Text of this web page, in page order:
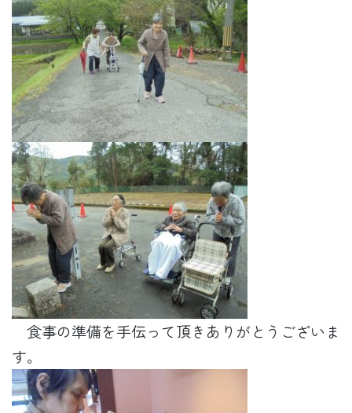
食事の準備を手伝って頂きありがとうございま
す。